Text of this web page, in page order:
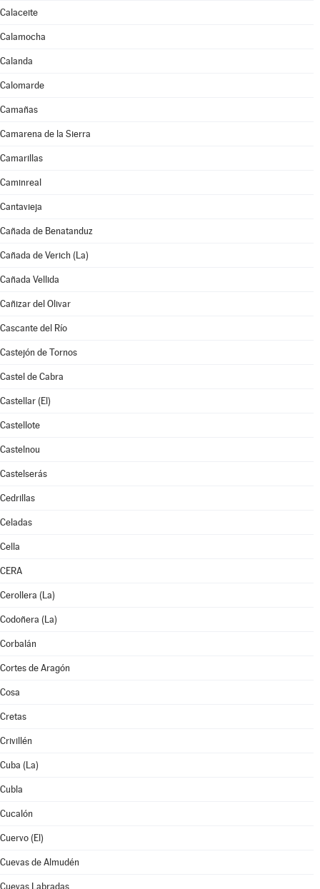
Calaceite
Calamocha
Calanda
Calomarde
Camañas
Camarena de la Sierra
Camarillas
Caminreal
Cantavieja
Cañada de Benatanduz
Cañada de Verich (La)
Cañada Vellida
Cañizar del Olivar
Cascante del Río
Castejón de Tornos
Castel de Cabra
Castellar (El)
Castellote
Castelnou
Castelserás
Cedrillas
Celadas
Cella
CERA
Cerollera (La)
Codoñera (La)
Corbalán
Cortes de Aragón
Cosa
Cretas
Crivillén
Cuba (La)
Cubla
Cucalón
Cuervo (El)
Cuevas de Almudén
Cuevas Labradas